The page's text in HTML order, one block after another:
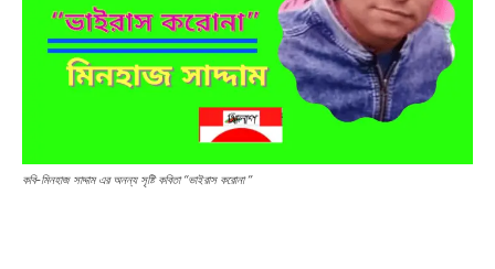
কবি-মিনহাজ সাদ্দাম এর অনন্য সৃষ্টি কবিতা “ভাইরাস করোনা ”